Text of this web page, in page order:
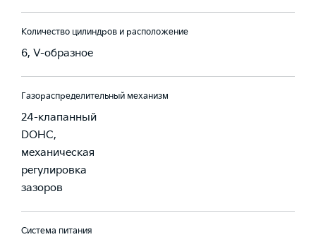
Количество цилиндров и расположение
6, V-образное
Газораспределительный механизм
24-клапанный
DOHC,
механическая
регулировка
зазоров
Система питания